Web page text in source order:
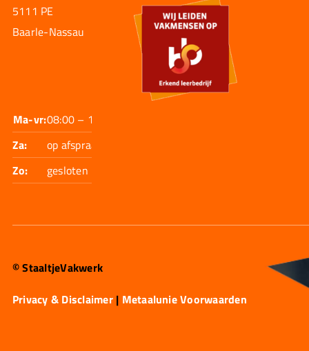
5111 PE
Baarle-Nassau
Ma-vr:08:00 – 17:30
Za:
op afspraak
Zo:
gesloten
© StaaltjeVakwerk
Privacy & Disclaimer| Metaalunie Voorwaarden